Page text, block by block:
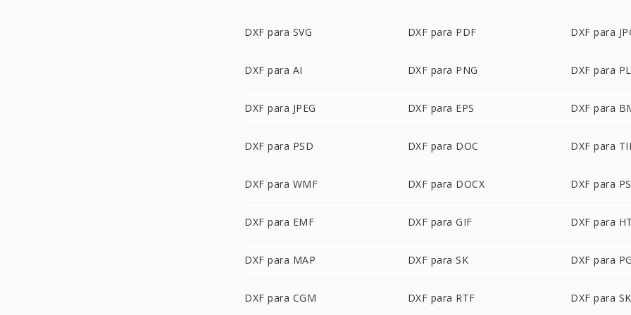
DXF para SVG DXF para PDF DXF para
DXF para AI DXF para PNG DXF para
DXF para JPEG DXF para EPS DXF para
DXF para PSD DXF para DOC DXF para
DXF para WMF DXF para DOCX DXF para PS
DXF para EMF DXF para GIF DXF para
DXF para MAP DXF para SK DXF para
DXF para CGM DXF para RTF DXF para